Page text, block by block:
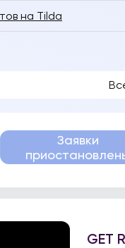
на Tilda
Заявки
GET